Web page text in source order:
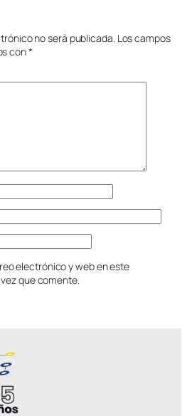
no será publicada. Los campos
con*
electrónico y web en este
que comente.